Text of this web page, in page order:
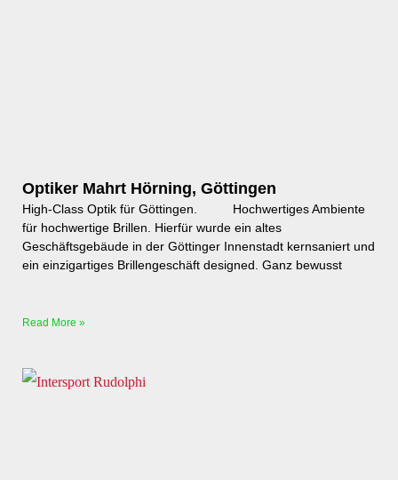
Optiker Mahrt Hörning, Göttingen
High-Class Optik für Göttingen. Hochwertiges Ambiente
für hochwertige Brillen. Hierfür wurde ein altes
Geschäftsgebäude in der Göttinger Innenstadt kernsaniert und
ein einzigartiges Brillengeschäft designed. Ganz bewusst
Read More »